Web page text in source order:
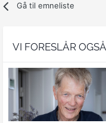
Gå til emneliste
VI FORESLÅR OGSÅ